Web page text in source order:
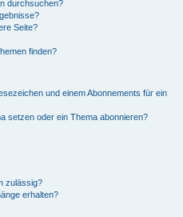
durchsuchen?
Seite?
finden?
und einem Abonnements für ein
setzen oder ein Thema abonnieren?
zulässig?
erhalten?